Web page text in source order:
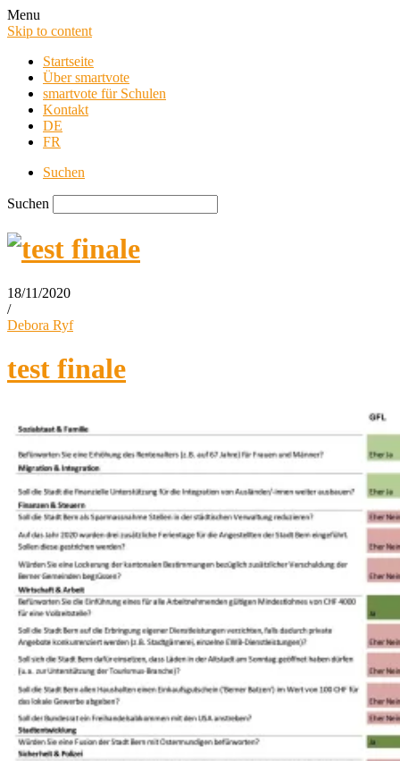
Menu
Skip to content
Startseite
Über smartvote
smartvote für Schulen
Kontakt
DE
FR
Suchen
Suchen
smartvote Blog
18/11/2020
/
Debora Ryf
test finale